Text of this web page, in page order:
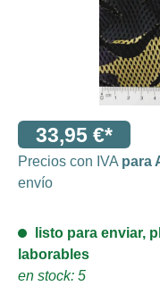
33,95 €*
Precios con IVA para
envío
listo para enviar,
laborables
en stock: 5